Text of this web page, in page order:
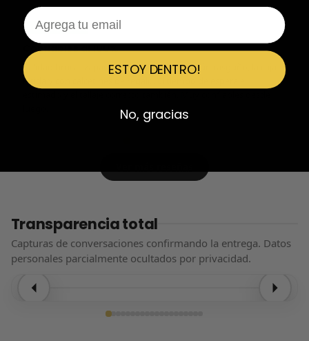
★ ★ ★ ★
Confiables al 100%
Calidad brutal, zapatillas impolutas sin ningún rasguño, la caja
nítida y con calcetines de regalo. El tiempo de espera el
Transparencia total
Capturas de conversaciones confirmando la entrega. Datos
personales parcialmente ocultados por privacidad.
Email
ESTOY DENTRO!
No, gracias